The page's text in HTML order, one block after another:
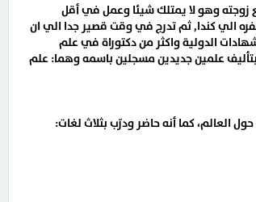
زوجته وهو لا يمتلك شيئا وعمل في أقل
الي كندا, ثم تدرج في وقت قصير جدا الي ان
الدولية واكثر من دكتوراة في علم
بتأليف علمين جديدين مسجلين باسمه وهما: علم
في محاضراته حول العالم، كما أنه حاضر ودرّب بثلاث لغات: